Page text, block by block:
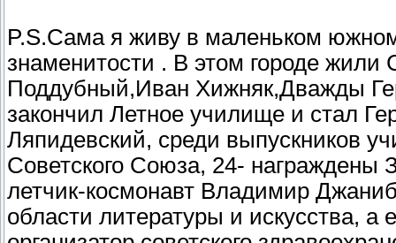
P.S.Сама я живу в маленьком
знаменитости . В этом городе
Поддубный,Иван Хижняк,Дважды
закончил Летное училище и стал
Ляпидевский, среди выпускников
Советского Союза, 24- награждены
летчик-космонавт Владимир
области литературы и искусства,